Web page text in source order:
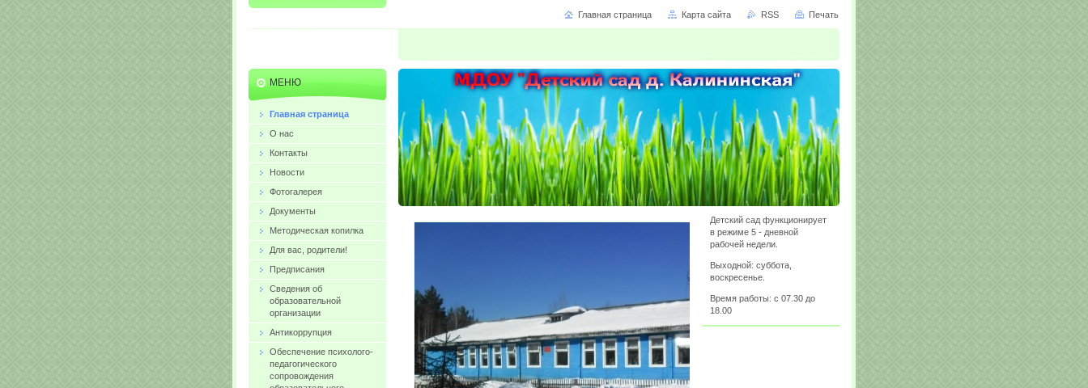
Детский сад функционирует
в режиме 5 - дневной
рабочей недели.
Выходной: суббота,
воскресенье.
Время работы: с 07.30 до
18.00
MЕНЮ
Главная страница
О нас
Контакты
Новости
Фотогалерея
Документы
Методическая копилка
Для вас, родители!
Предписания
Сведения об
образовательной
организации
Антикоррупция
Обеспечение психолого-
педагогического
сопровождения
Главная страница Карта сайта RSS Печать